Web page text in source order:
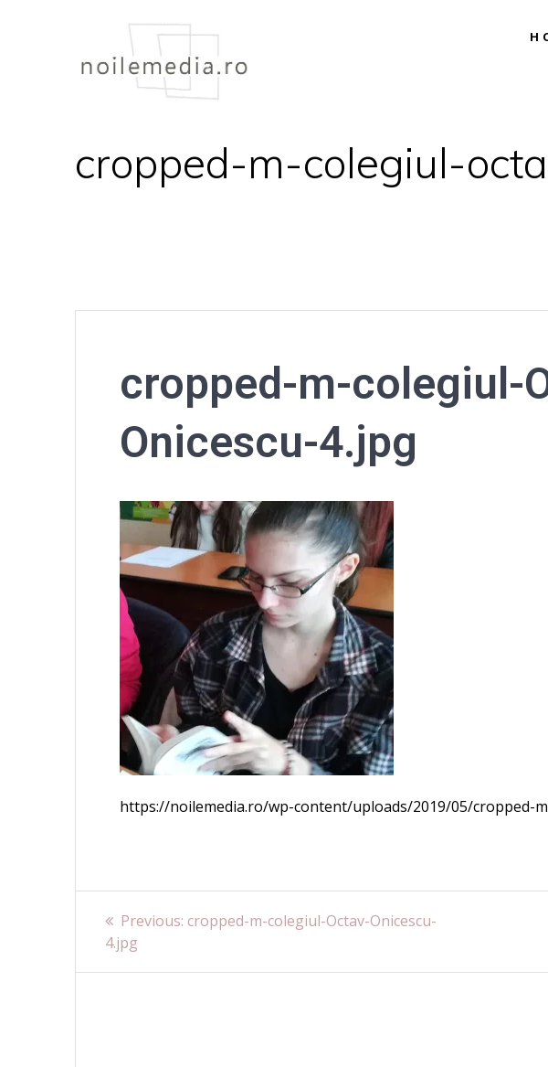
cropped-m-colegiul-
cropped-m-colegiul-
Onicescu-4.jpg
https://noilemedia.ro/wp-content/uploads/2019/05/cropped-
Navigare
Previous: Previous
cropped-m-colegiul-Octav-Onicescu-
4.jpg